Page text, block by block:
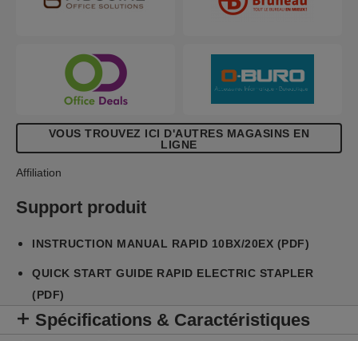
VOUS TROUVEZ ICI D'AUTRES MAGASINS EN
LIGNE
Affiliation
Support produit
INSTRUCTION MANUAL RAPID 10BX/20EX (PDF)
QUICK START GUIDE RAPID ELECTRIC STAPLER
(PDF)
Spécifications & Caractéristiques